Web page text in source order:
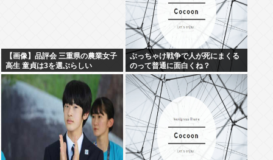
【画像】品評会 三重県の農業女子
高生 童貞は3を選ぶらしい
ぶっちゃけ戦争で人が死にまくる
のって普通に面白くね？